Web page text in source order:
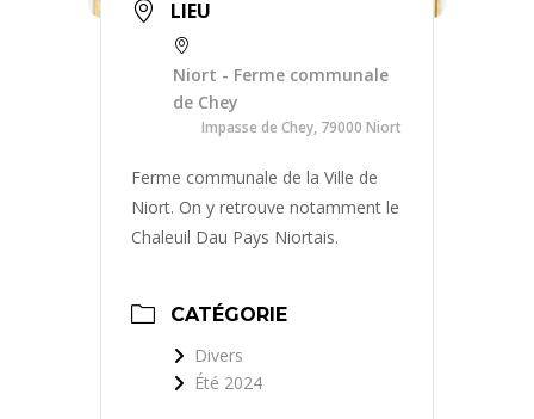
LIEU
Niort - Ferme communale
de Chey
Impasse de Chey, 79000 Niort
Ferme communale de la Ville de
Niort. On y retrouve notamment le
Chaleuil Dau Pays Niortais.
CATÉGORIE
Divers
Été 2024